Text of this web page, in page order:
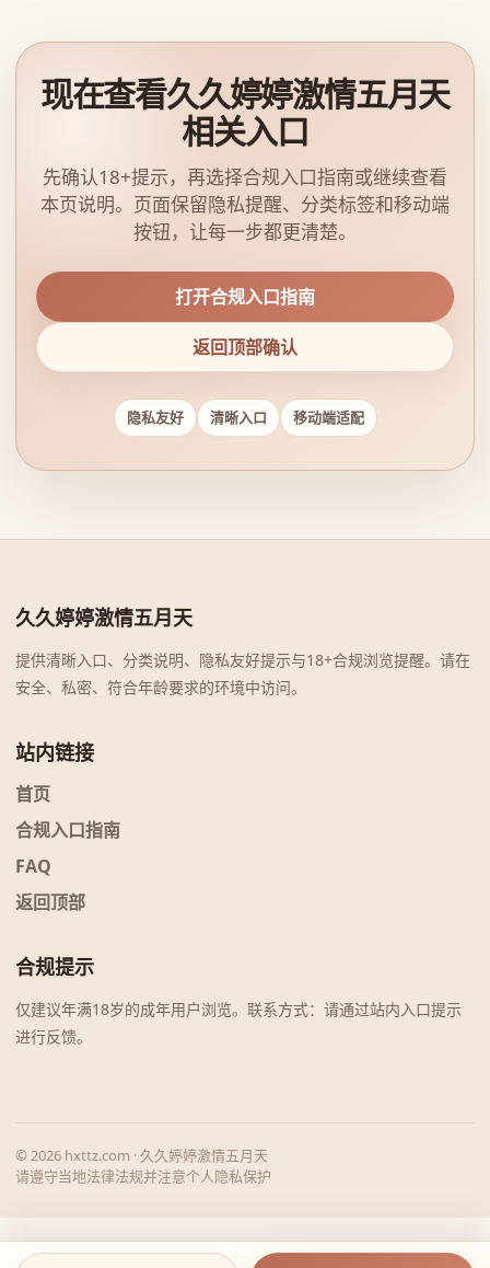
现在查看久久婷婷激情五月天
相关入口
先确认18+提示，再选择合规入口指南或继续查看
本页说明。页面保留隐私提醒、分类标签和移动端
按钮，让每一步都更清楚。
打开合规入口指南
返回顶部确认
隐私友好 清晰入口 移动端适配
久久婷婷激情五月天
提供清晰入口、分类说明、隐私友好提示与18+合规浏览提醒。请在
安全、私密、符合年龄要求的环境中访问。
站内链接
首页
合规入口指南
FAQ
返回顶部
合规提示
仅建议年满18岁的成年用户浏览。联系方式：请通过站内入口提示
进行反馈。
© 2026 hxttz.com · 久久婷婷激情五月天
请遵守当地法律法规并注意个人隐私保护